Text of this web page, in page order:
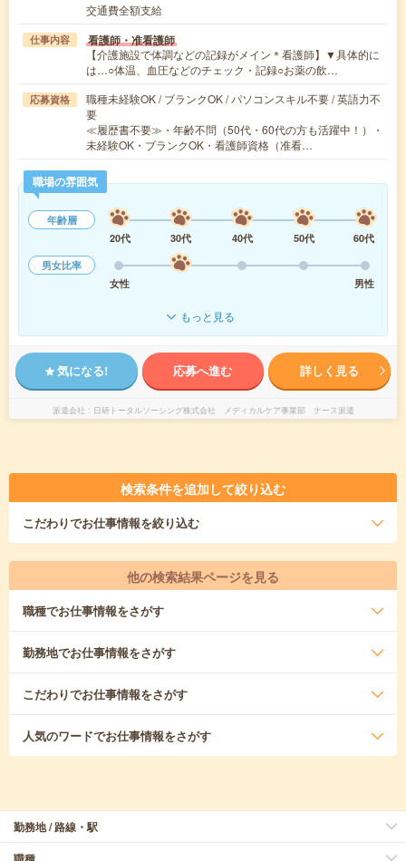
交通費全額支給
仕事内容 看護師・准看護師
【介護施設で体調などの記録がメイン＊看護師】▼具体的に
は…○体温、血圧などのチェック・記録○お薬の飲…
応募資格
職種未経験OK / ブランクOK / パソコンスキル不要 / 英語力不
要
≪履歴書不要≫・年齢不問（50代・60代の方も活躍中！）・
未経験OK・ブランクOK・看護師資格（准看…
職場の雰囲気
年齢層
20代
30代 40代 50代
60代
男女比率
女性
男性
もっと見る
気になる! 応募へ進む 詳しく見る
派遣会社 日研トータルソーシング株式会社 メディカルケア事業部 ナース派遣
検索条件を追加して絞り込む
こだわりでお仕事情報を絞り込む
他の検索結果ページを見る
職種でお仕事情報をさがす
勤務地でお仕事情報をさがす
こだわりでお仕事情報をさがす
人気のワードでお仕事情報をさがす
勤務地 / 路線・駅